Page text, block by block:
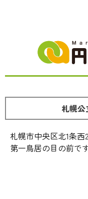
札幌公
札幌市中央区北1条西
第一鳥居の目の前で